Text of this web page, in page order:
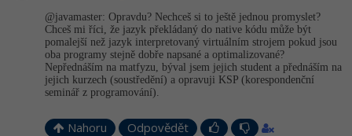
@javamaster: Opravdu? Nechceš si to ještě jednou promyslet?
Chceš mi říci, že jazyk překládaný do native kódu může být
pomalejší než jazyk interpretovaný virtuálním strojem pokud jsou
oba programy stejně dobře napsané a optimalizované?
Nepřednáším na matfyzu, býval jsem jejich student a přednáším na
jejich kurzech (soustředění) a opravuji KSP (korespondenční
seminář z programování).
Nahoru Odpovědět